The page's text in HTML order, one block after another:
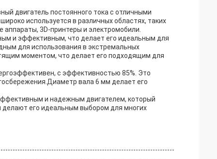
двигатель постоянного тока с отличными
используется в различных областях, таких
3D-принтеры и электромобили.
и эффективным, что делает его идеальным для
для использования в экстремальных
моментом, что делает его подходящим для
с эффективностью 85%. Это
вала 6 мм делает его
и надежным двигателем, который
его идеальным выбором для многих